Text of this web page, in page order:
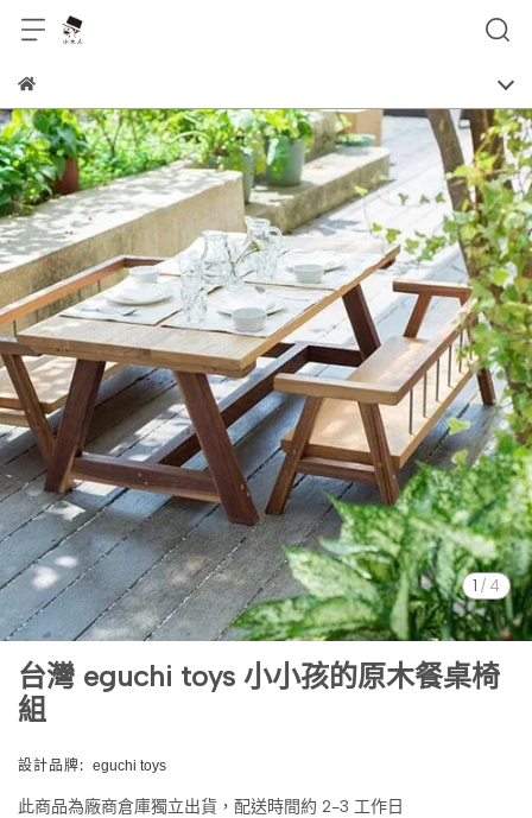
1 / 4
台灣 eguchi toys 小小孩的原木餐桌椅
組
設計品牌: eguchi toys
此商品為廠商倉庫獨立出貨，配送時間約 2-3 工作日